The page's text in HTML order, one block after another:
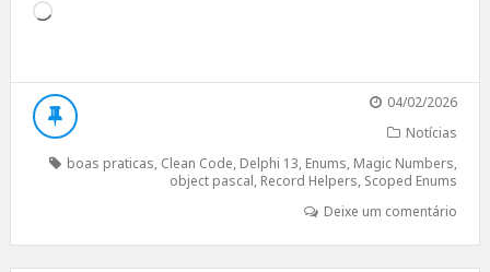
Carregando...
04/02/2026
Notícias
boas praticas, Clean Code, Delphi 13, Enums, Magic Numbers,
object pascal, Record Helpers, Scoped Enums
Deixe um comentário